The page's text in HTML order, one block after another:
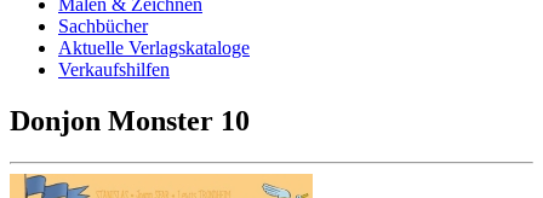
Malen & Zeichnen
Sachbücher
Aktuelle Verlagskataloge
Verkaufshilfen
Donjon Monster 10